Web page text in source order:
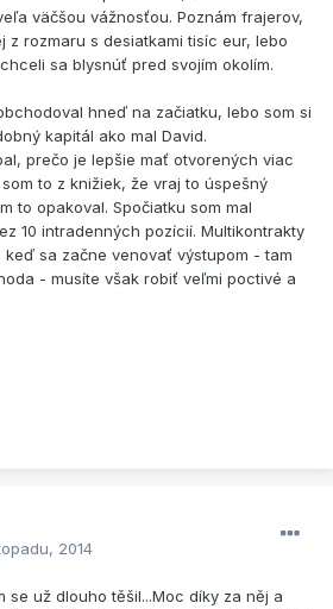
väčšou vážnosťou. Poznám frajerov,
z rozmaru s desiatkami tisíc eur, lebo
sa blysnúť pred svojím okolím.
hneď na začiatku, lebo som si
kapitál ako mal David.
prečo je lepšie mať otvorených viac
to z knižiek, že vraj to úspešný
to opakoval. Spočiatku som mal
10 intradenných pozícií. Multikontrakty
sa začne venovať výstupom - tam
- musíte však robiť veľmi poctivé a
2014
se už dlouho těšil...Moc díky za něj a